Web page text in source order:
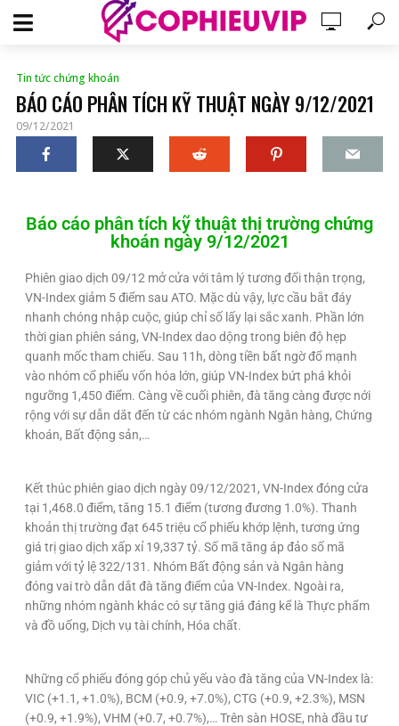
Tin tức chứng khoán
BÁO CÁO PHÂN TÍCH KỸ THUẬT NGÀY 9/12/2021
09/12/2021
Báo cáo phân tích kỹ thuật thị trường chứng
khoán ngày 9/12/2021
Phiên giao dịch 09/12 mở cửa với tâm lý tương đối thận trọng,
VN-Index giảm 5 điểm sau ATO. Mặc dù vậy, lực cầu bắt đáy
nhanh chóng nhập cuộc, giúp chỉ số lấy lại sắc xanh. Phần lớn
thời gian phiên sáng, VN-Index dao dộng trong biên độ hẹp
quanh mốc tham chiếu. Sau 11h, dòng tiền bất ngờ đổ mạnh
vào nhóm cổ phiếu vốn hóa lớn, giúp VN-Index bứt phá khỏi
ngưỡng 1,450 điểm. Càng về cuối phiên, đà tăng càng được nới
rộng với sự dẫn dắt đến từ các nhóm ngành Ngân hàng, Chứng
khoán, Bất động sản,…
Kết thúc phiên giao dịch ngày 09/12/2021, VN-Index đóng cửa
tại 1,468.0 điểm, tăng 15.1 điểm (tương đương 1.0%). Thanh
khoản thị trường đạt 645 triệu cổ phiếu khớp lệnh, tương ứng
giá trị giao dịch xấp xỉ 19,337 tỷ. Số mã tăng áp đảo số mã
giảm với tỷ lệ 322/131. Nhóm Bất động sản và Ngân hàng
đóng vai trò dẫn dắt đà tăng điểm của VN-Index. Ngoài ra,
những nhóm ngành khác có sự tăng giá đáng kể là Thực phẩm
và đồ uống, Dịch vụ tài chính, Hóa chất.
Những cổ phiếu đóng góp chủ yếu vào đà tăng của VN-Index là:
VIC (+1.1, +1.0%), BCM (+0.9, +7.0%), CTG (+0.9, +2.3%), MSN
(+0.9, +1.9%), VHM (+0.7, +0.7%),… Trên sàn HOSE, nhà đầu tư